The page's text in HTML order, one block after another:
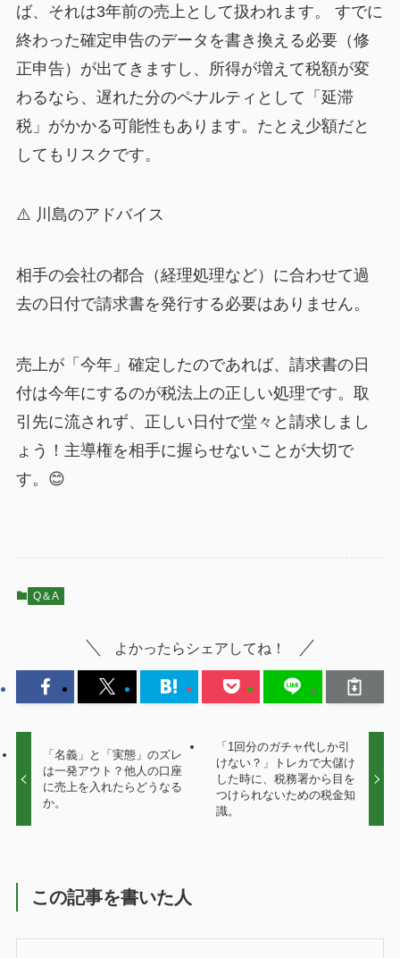
ば、それは3年前の売上として扱われます。 すでに
終わった確定申告のデータを書き換える必要（修
正申告）が出てきますし、所得が増えて税額が変
わるなら、遅れた分のペナルティとして「延滞
税」がかかる可能性もあります。たとえ少額だと
してもリスクです。
⚠️ 川島のアドバイス
相手の会社の都合（経理処理など）に合わせて過
去の日付で請求書を発行する必要はありません。
売上が「今年」確定したのであれば、請求書の日
付は今年にするのが税法上の正しい処理です。取
引先に流されず、正しい日付で堂々と請求しまし
ょう！主導権を相手に握らせないことが大切で
す。😊
Q＆A
よかったらシェアしてね！
「名義」と「実態」のズレ
は一発アウト？他人の口座
に売上を入れたらどうなる
か。
「1回分のガチャ代しか引
けない？」トレカで大儲け
した時に、税務署から目を
つけられないための税金知
識。
この記事を書いた人